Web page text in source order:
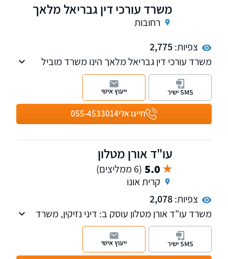
משרד עורכי דין גבריאל מלאך
רחובות
צפיות:2,775
משרד עורכי דין גבריאל מלאך הינו משרד מוביל
בעל ניסיון רב בתחום נזקי גוף ותאונות ורשלנות
רפואית.
חייגו אלי055-4533014
SMS ישיר ייעוץ אישי
עו"ד אורן מטלון
5.0 (6 ממליצים)
קרית אונו
צפיות:2,078
משרד עו"ד אורן מטלון עוסק ב: דיני נזיקין, משרד
הביטחון, תאונות דרכים, רשלנות רפואית, ביטוח
לאומי, פגיעות גוף, ביטוח תלמידים.
SMS ישיר ייעוץ אישי